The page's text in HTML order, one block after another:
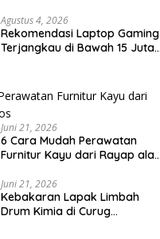
Agustus 4, 2026
Rekomendasi Laptop Gaming
Terjangkau di Bawah 15 Juta
Juni 21, 2026
6 Cara Mudah Perawatan
Furnitur Kayu dari Rayap ala
Juni 21, 2026
Kebakaran Lapak Limbah
Drum Kimia di Curug